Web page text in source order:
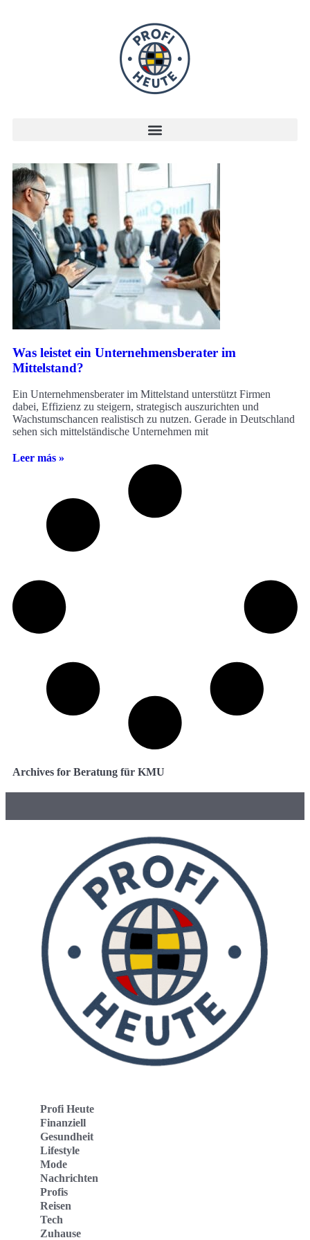
Was leistet ein Unternehmensberater im
Mittelstand?
Ein Unternehmensberater im Mittelstand unterstützt Firmen
dabei, Effizienz zu steigern, strategisch auszurichten und
Wachstumschancen realistisch zu nutzen. Gerade in Deutschland
sehen sich mittelständische Unternehmen mit
Leer más »
Archives for Beratung für KMU
Profi Heute
Finanziell
Gesundheit
Lifestyle
Mode
Nachrichten
Profis
Reisen
Tech
Zuhause